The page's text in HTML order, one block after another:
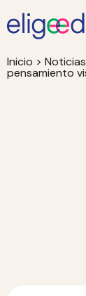
Inicio > Noticias
pensamiento